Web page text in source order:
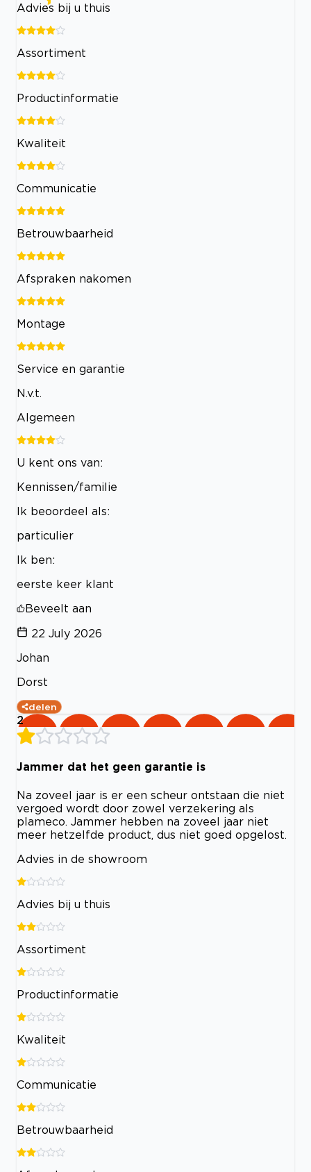
Advies bij u thuis
Assortiment
Productinformatie
Kwaliteit
Communicatie
Betrouwbaarheid
Afspraken nakomen
Montage
Service en garantie
N.v.t.
Algemeen
U kent ons van:
Kennissen/familie
Ik beoordeel als:
particulier
Ik ben:
eerste keer klant
Beveelt aan
22 July 2026
Johan
Dorst
delen
2
Jammer dat het geen garantie is
Na zoveel jaar is er een scheur ontstaan die niet
vergoed wordt door zowel verzekering als
plameco. Jammer hebben na zoveel jaar niet
meer hetzelfde product, dus niet goed opgelost.
Advies in de showroom
Advies bij u thuis
Assortiment
Productinformatie
Kwaliteit
Communicatie
Betrouwbaarheid